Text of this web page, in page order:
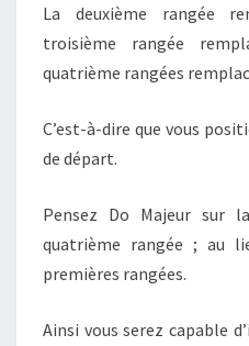
La deuxième rangée
troisième rangée
quatrième rangées
C’est-à-dire que vous
de départ.
Pensez Do Majeur sur
quatrième rangée ; au
premières rangées.
Ainsi vous serez capable